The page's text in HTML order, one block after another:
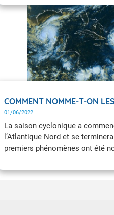
pluvio-orageuses organisées et
vitesse est supérieure à 64
force 12 sur l'échelle de
COMMENT NOMME-T-ON
01/06/2022
La saison cyclonique a
l’Atlantique Nord et se
premiers phénomènes ont été
nommmera Nestor. Comment